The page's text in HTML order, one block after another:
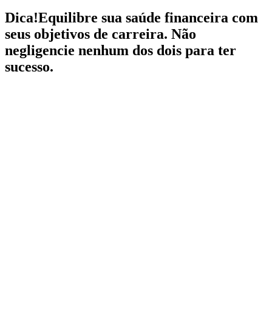
Dica!Equilibre sua saúde financeira com
seus objetivos de carreira. Não
negligencie nenhum dos dois para ter
sucesso.